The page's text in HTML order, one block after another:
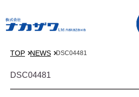
TOP NEWS DSC04481
DSC04481